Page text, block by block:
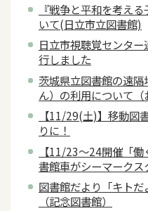
『戦争と平和を考え
いて(日立市立図書館)
日立市視聴覚センタ
行しました
茨城県立図書館の遠
ん）の利用について（
【11/29(土)】移動図
りに！
【11/23～24開催「
書館車がシーマークス
図書館だより「キトだ
（記念図書館）